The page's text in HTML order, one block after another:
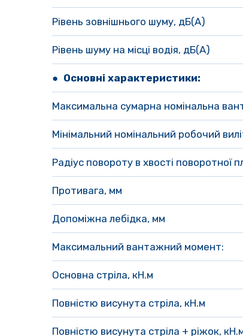
Рівень зовнішнього шуму, дБ(А)
Рівень шуму на місці водія, дБ(А)
● Основні характеристики:
Максимальна сумарна номінальна
Мінімальний номінальний робочий
Радіус повороту в хвості поворотної
Противага, мм
Допоміжна лебідка, мм
Максимальний вантажний момент:
Основна стріла, кН.м
Повністю висунута стріла, кН.м
Повністю висунута стріла + ріжок,